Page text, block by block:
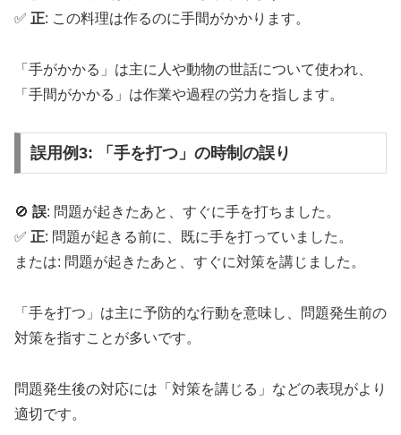
✅ 正: この料理は作るのに手間がかかります。
「手がかかる」は主に人や動物の世話について使われ、
「手間がかかる」は作業や過程の労力を指します。
誤用例3: 「手を打つ」の時制の誤り
🚫 誤: 問題が起きたあと、すぐに手を打ちました。
✅ 正: 問題が起きる前に、既に手を打っていました。
または: 問題が起きたあと、すぐに対策を講じました。
「手を打つ」は主に予防的な行動を意味し、問題発生前の
対策を指すことが多いです。
問題発生後の対応には「対策を講じる」などの表現がより
適切です。